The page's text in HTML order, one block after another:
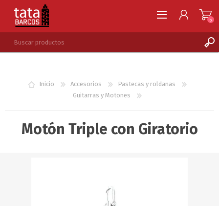
LISTA DE DESEOS
0
Inicio Accesorios
Pastecas y roldanas
Guitarras y Motones
Motón Triple con Giratorio